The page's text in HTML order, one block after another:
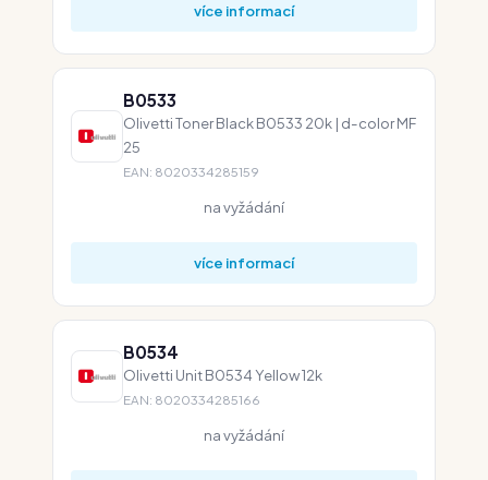
více informací
B0533
Olivetti Toner Black B0533 20k | d-color MF
25
EAN: 8020334285159
na vyžádání
více informací
B0534
Olivetti Unit B0534 Yellow 12k
EAN: 8020334285166
na vyžádání